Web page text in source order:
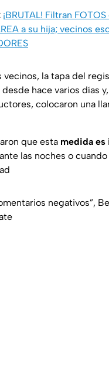
¡BRUTAL! Filtran
a su hija; vecinos
vecinos, la tapa del
desde hace varios días
colocaron una
que esta medida
las noches o cuando
negativos”,